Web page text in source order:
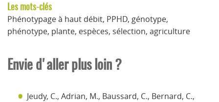
Les mots-clés
Phénotypage à haut débit, PPHD, génotype,
phénotype, plante, espèces, sélection, agriculture
Envie d'aller plus loin ?
Jeudy, C., Adrian, M., Baussard, C., Bernard, C.,